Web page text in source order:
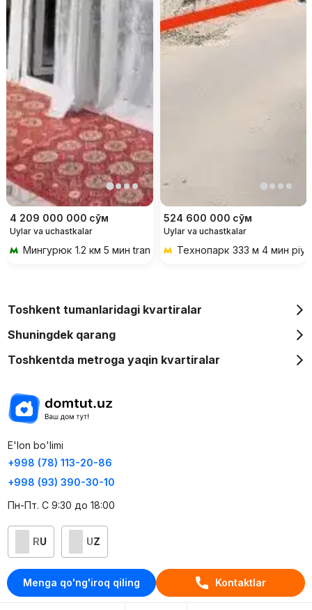
Menga qo'ng'iroq qiling Kontaktlar
4 209 000 000 сўм
Uylar va uchastkalar
Мингурюк 1.2 км 5 мин transportda
524 600 000 сўм
Uylar va uchastkalar
Технопарк 333 м 4 мин
Toshkent tumanlaridagi kvartiralar
Shuningdek qarang
Toshkentda metroga yaqin kvartiralar
E'lon bo'limi
+998 (78) 113-20-86
+998 (93) 390-30-10
Пн-Пт. С 9:30 до 18:00
RU UZ
Kontaktlar